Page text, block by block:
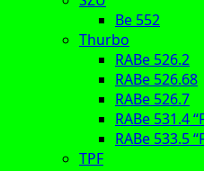
Be 552
Thurbo
RABe 526.2
RABe 526.68
RABe 526.7
RABe 531.4
RABe 533.5
TPF